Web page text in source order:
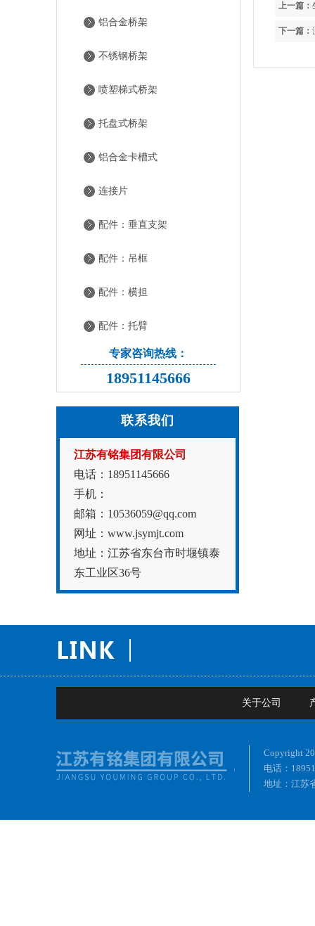
铝合金桥架
不锈钢桥架
喷塑梯式桥架
托盘式桥架
铝合金卡槽式
连接片
配件：垂直支架
配件：吊框
配件：横担
配件：托臂
专家咨询热线：
18951145666
联系我们
江苏有铭集团有限公司
电话：18951145666
手机：
邮箱：10536059@qq.com
网址：www.jsymjt.com
地址：江苏省东台市时堰镇泰
东工业区36号
上一篇：
下一篇：
关于公司
Copyright
电话：
地址：江苏